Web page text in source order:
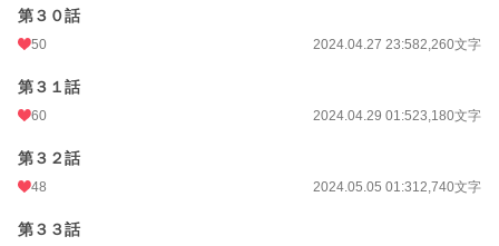
第３０話
50 2024.04.27 23:582,260文字
第３１話
60 2024.04.29 01:523,180文字
第３２話
48 2024.05.05 01:312,740文字
第３３話